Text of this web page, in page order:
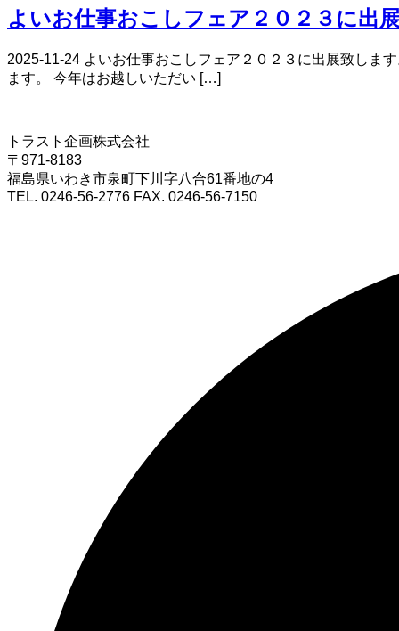
よいお仕事おこしフェア２０２３に出
2025-11-24 よいお仕事おこしフェア２０２３に出展致しま
ます。 今年はお越しいただい […]
トラスト企画株式会社
〒971-8183
福島県いわき市泉町下川字八合61番地の4
TEL. 0246-56-2776 FAX. 0246-56-7150